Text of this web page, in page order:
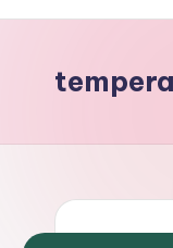
e
g
s
o